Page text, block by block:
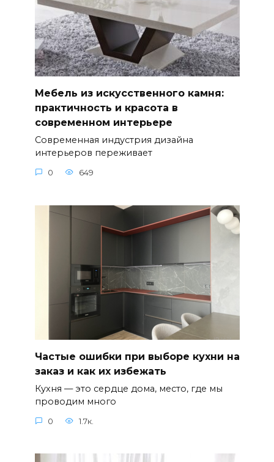
Мебель из искусственного камня:
практичность и красота в
современном интерьере
Современная индустрия дизайна
интерьеров переживает
0 649
Частые ошибки при выборе кухни на
заказ и как их избежать
Кухня — это сердце дома, место, где мы
проводим много
0 1.7к.